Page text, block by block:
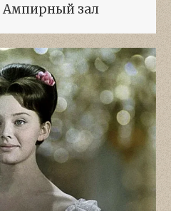
Ампирный зал